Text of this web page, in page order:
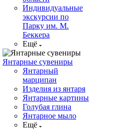
Индивидуальные
экскурсии по
Парку им. М.
Беккера
Ещё
Янтарные сувениры
Янтарный
марципан
Изделия из янтаря
Янтарные картины
Голубая глина
Янтарное мыло
Ещё